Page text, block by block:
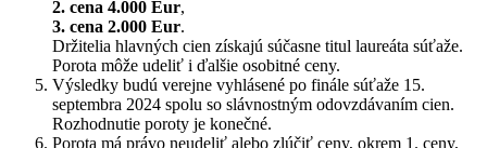
2. cena 4.000 Eur,
3. cena 2.000 Eur.
Držitelia hlavných cien získajú súčasne titul laureáta súťaže.
Porota môže udeliť i ďalšie osobitné ceny.
Výsledky budú verejne vyhlásené po finále súťaže 15.
septembra 2024 spolu so slávnostným odovzdávaním cien.
Rozhodnutie poroty je konečné.
Porota má právo neudeliť alebo zlúčiť ceny, okrem 1. ceny,